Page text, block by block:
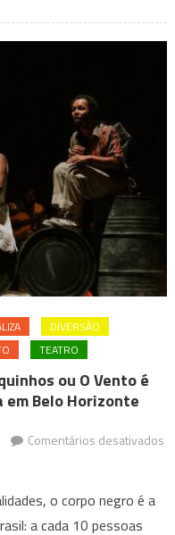
DIVERSÃO
TEATRO
ou O Vento é
em Belo Horizonte
Comentários desativados
o corpo negro é a
a cada 10 pessoas